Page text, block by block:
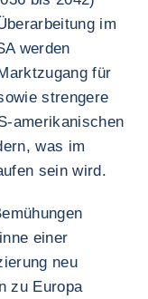
im
werden
für
strengere
amerikanischen
was im
sein wird.
einer
neu
zu Europa